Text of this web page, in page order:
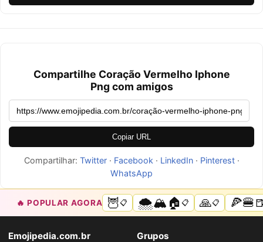
Compartilhe Coração Vermelho Iphone
Png com amigos
Copiar URL
Compartilhar: Twitter· Facebook · LinkedIn· Pinterest·
WhatsApp
🔥 POPULAR AGORA 🦉📋 🌨️🏔️🏠📋 🙏📋
Emojipedia.com.br Grupos